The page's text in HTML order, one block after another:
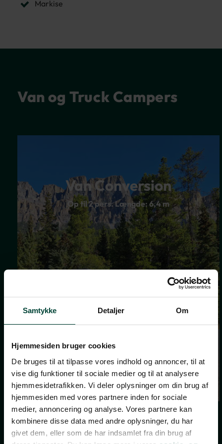
Samtykke Detaljer Om
Hjemmesiden bruger cookies
De bruges til at tilpasse vores indhold og annoncer, til at
vise dig funktioner til sociale medier og til at analysere
hjemmesidetrafikken. Vi deler oplysninger om din brug af
hjemmesiden med vores partnere inden for sociale
medier, annoncering og analyse. Vores partnere kan
kombinere disse data med andre oplysninger, du har
givet dem, eller som de har indsamlet fra din brug af
Markise
Van og Truck Campers
Van Conversion
Op til 2 pers. Længde: 6,4 m